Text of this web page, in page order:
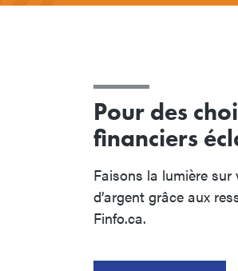
Pour des
financiers
Faisons la lumière sur
d’argent grâce aux
Finfo.ca.